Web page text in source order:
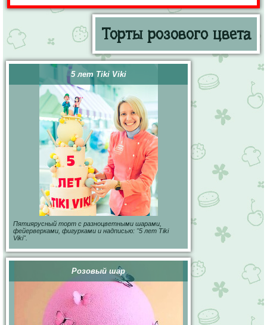
Торты розового цвета
5 лет Tiki Viki
Пятиярусный торт с разноцветными шарами,
фейерверками, фигурками и надписью: "5 лет Tiki
Viki".
Розовый шар